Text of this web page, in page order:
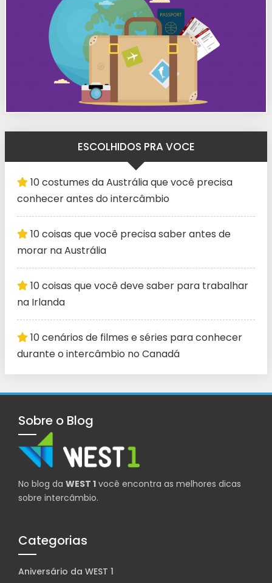
ESCOLHIDOS PRA VOCE
10 costumes da Austrália que você precisa
conhecer antes do intercâmbio
10 coisas que você precisa saber antes de
morar na Austrália
10 coisas que você deve saber para trabalhar
na Irlanda
10 cenários de filmes e séries para conhecer
durante o intercâmbio no Canadá
Sobre o Blog
No blog da WEST 1 você encontra as melhores dicas
sobre intercâmbio.
Categorias
Aniversário da WEST 1